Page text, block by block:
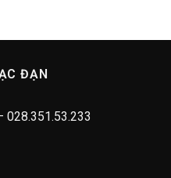
ĐẠN
028.351.53.233